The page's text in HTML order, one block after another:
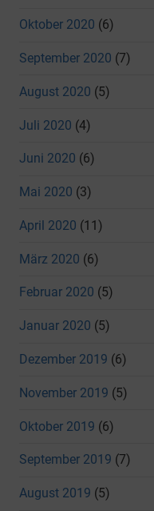
Oktober 2020 (6)
September 2020 (7)
August 2020 (5)
Juli 2020 (4)
Juni 2020 (6)
Mai 2020 (3)
April 2020 (11)
März 2020 (6)
Februar 2020 (5)
Januar 2020 (5)
Dezember 2019 (6)
November 2019 (5)
Oktober 2019 (6)
September 2019 (7)
August 2019 (5)